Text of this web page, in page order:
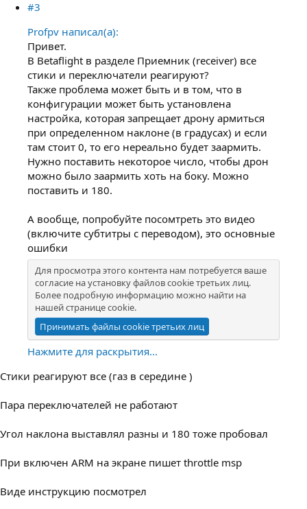
#3
Profpv написал(а):
Привет.
В Betaflight в разделе Приемник (receiver) все
стики и переключатели реагируют?
Также проблема может быть и в том, что в
конфигурации может быть установлена
настройка, которая запрещает дрону армиться
при определенном наклоне (в градусах) и если
там стоит 0, то его нереально будет заармить.
Нужно поставить некоторое число, чтобы дрон
можно было заармить хоть на боку. Можно
поставить и 180.
А вообще, попробуйте посомтреть это видео
(включите субтитры с переводом), это основные
ошибки
Для просмотра этого контента нам потребуется ваше
согласие на установку файлов cookie третьих лиц.
Более подробную информацию можно найти на
нашейстранице cookie.
Принимать файлы cookie третьих лиц
Нажмите для раскрытия...
Стики реагируют все (газ в середине )
Пара переключателей не работают
Угол наклона выставлял разны и 180 тоже пробовал
При включен ARM на экране пишет throttle msp
Виде инструкцию посмотрел